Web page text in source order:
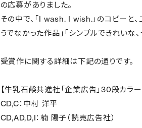
の応募がありました。
その中で、「I wash. I wish.」のコピーと
うでなかった作品」「シンプルできれいな
受賞作に関する詳細は下記の通りです。
【牛乳石鹸共進社「企業広告」30段カラー
CD,C：中村 洋平
CD,AD,D,I：楠 陽子（読売広告社）